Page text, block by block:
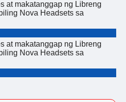
at makatanggap ng Libreng
Nova Headsets sa
at makatanggap ng Libreng
Nova Headsets sa